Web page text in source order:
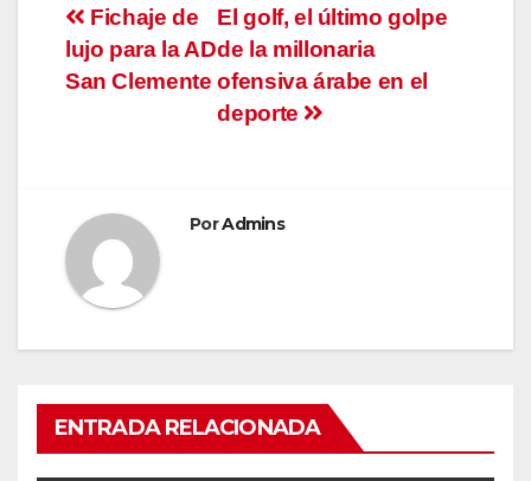
Navegación
de
entradas
El golf, el último golpe
de la millonaria
ofensiva árabe en el
deporte
Fichaje de
lujo para la AD
San Clemente
PorAdmins
ENTRADA RELACIONADA